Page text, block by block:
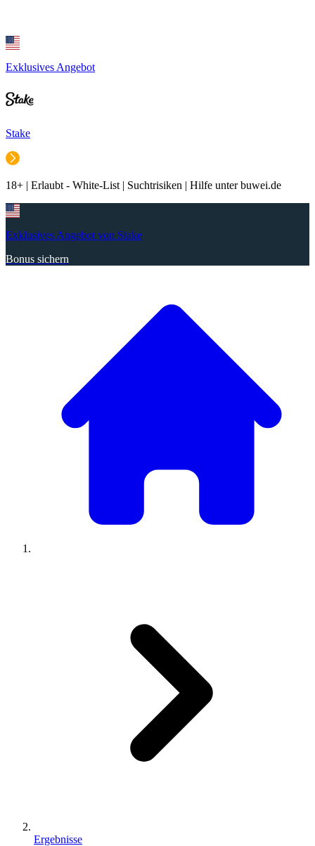
Exklusives Angebot
Stake
18+ | Erlaubt - White-List | Suchtrisiken | Hilfe unter buwei.de
Exklusives Angebot von Stake
Bonus sichern
Ergebnisse